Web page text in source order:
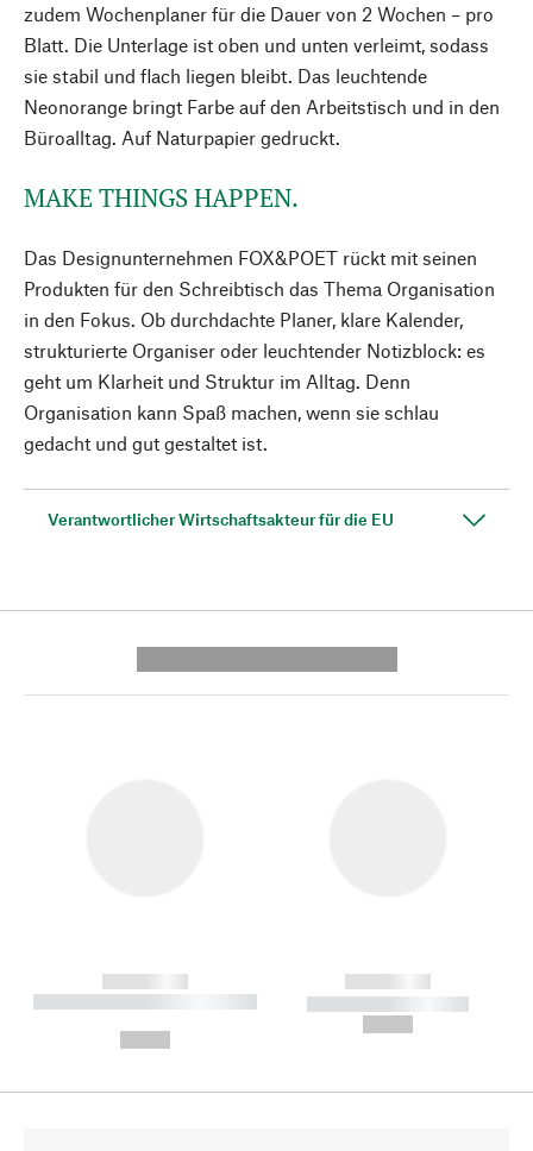
zudem Wochenplaner für die Dauer von 2 Wochen – pro
Blatt. Die Unterlage ist oben und unten verleimt, sodass
sie stabil und flach liegen bleibt. Das leuchtende
Neonorange bringt Farbe auf den Arbeitstisch und in den
Büroalltag. Auf Naturpapier gedruckt.
MAKE THINGS HAPPEN.
Das Designunternehmen FOX&POET rückt mit seinen
Produkten für den Schreibtisch das Thema Organisation
in den Fokus. Ob durchdachte Planer, klare Kalender,
strukturierte Organiser oder leuchtender Notizblock: es
geht um Klarheit und Struktur im Alltag. Denn
Organisation kann Spaß machen, wenn sie schlau
gedacht und gut gestaltet ist.
Verantwortlicher Wirtschaftsakteur für die EU
------------
----------- ----------- --------
------------
----------- -----------